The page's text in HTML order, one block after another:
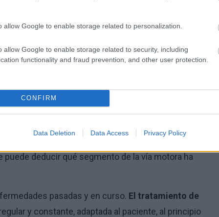
allow Google to enable storage related to personalization.
allow Google to enable storage related to security, including
functionality and fraud prevention, and other user protection.
CONFIRM
Data Deletion Data Access Privacy Policy
deducir qué segmento de la vía motora ha
pasadas y en curso. El tratamiento de
y constante, adaptada al paciente, al principio